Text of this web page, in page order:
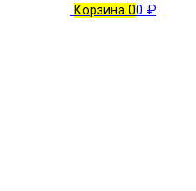
Корзина 00 ₽